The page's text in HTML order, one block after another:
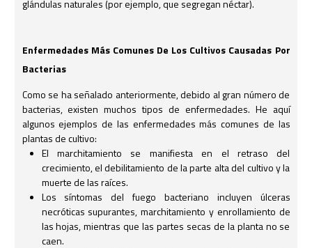
glándulas naturales (por ejemplo, que segregan néctar).
Enfermedades Más Comunes De Los Cultivos Causadas Por
Bacterias
Como se ha señalado anteriormente, debido al gran número de
bacterias, existen muchos tipos de enfermedades. He aquí
algunos ejemplos de las enfermedades más comunes de las
plantas de cultivo:
El marchitamiento se manifiesta en el retraso del
crecimiento, el debilitamiento de la parte alta del cultivo y la
muerte de las raíces.
Los síntomas del fuego bacteriano incluyen úlceras
necróticas supurantes, marchitamiento y enrollamiento de
las hojas, mientras que las partes secas de la planta no se
caen.